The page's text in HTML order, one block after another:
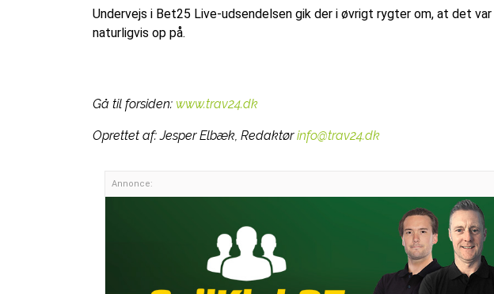
Undervejs i Bet25 Live-udsendelsen gik der i øvrigt rygter om, at det var
naturligvis op på.
Gå til forsiden: www.trav24.dk
Oprettet af:Jesper Elbæk, Redaktør info@trav24.dk
Annonce: